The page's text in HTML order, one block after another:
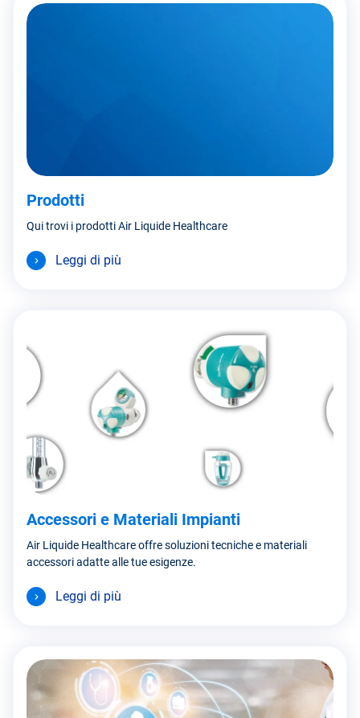
Prodotti
Qui trovi i prodotti Air Liquide Healthcare
Leggi di più
Accessori e Materiali Impianti
Air Liquide Healthcare offre soluzioni tecniche e materiali
accessori adatte alle tue esigenze.
Leggi di più